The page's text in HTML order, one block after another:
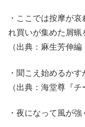
・ここでは按摩が哀
れ買いが集めた屑蝋
（出典：麻生芳伸編
・聞こえ始めるかす
（出典：海堂尊『
・夜になって風が強